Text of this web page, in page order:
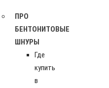
ПРО
БЕНТОНИТОВЫЕ
ШНУРЫ
Где
купить
в